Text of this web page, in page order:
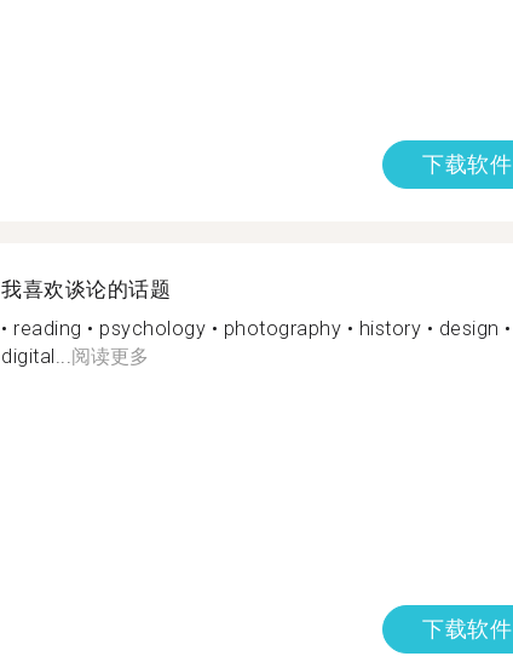
下载软件
我喜欢谈论的话题
• reading • psychology • photography • history • design •
digital...阅读更多
下载软件